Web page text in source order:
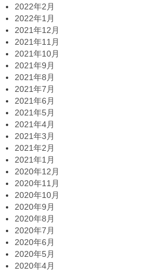
2022年2月
2022年1月
2021年12月
2021年11月
2021年10月
2021年9月
2021年8月
2021年7月
2021年6月
2021年5月
2021年4月
2021年3月
2021年2月
2021年1月
2020年12月
2020年11月
2020年10月
2020年9月
2020年8月
2020年7月
2020年6月
2020年5月
2020年4月